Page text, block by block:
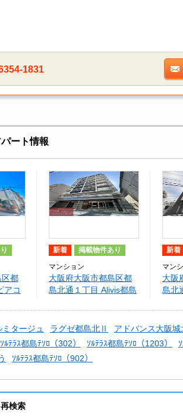
1831
ート情報
区都
アコ
新着 掲載物件あり
マンション
大阪府大阪市都島区都
島北通１丁目 Alivis都島
新着
マン
大阪
島北
オ
ミタージュ ラグゼ都島北Ⅱ アドバンス大阪
ｿﾙﾃﾗｽ都島ﾃｿﾛ（302） ｿﾙﾃﾗｽ都島ﾃｿﾛ（1203）
ｿﾙﾃﾗｽ都島ﾃｿﾛ（902）
検索